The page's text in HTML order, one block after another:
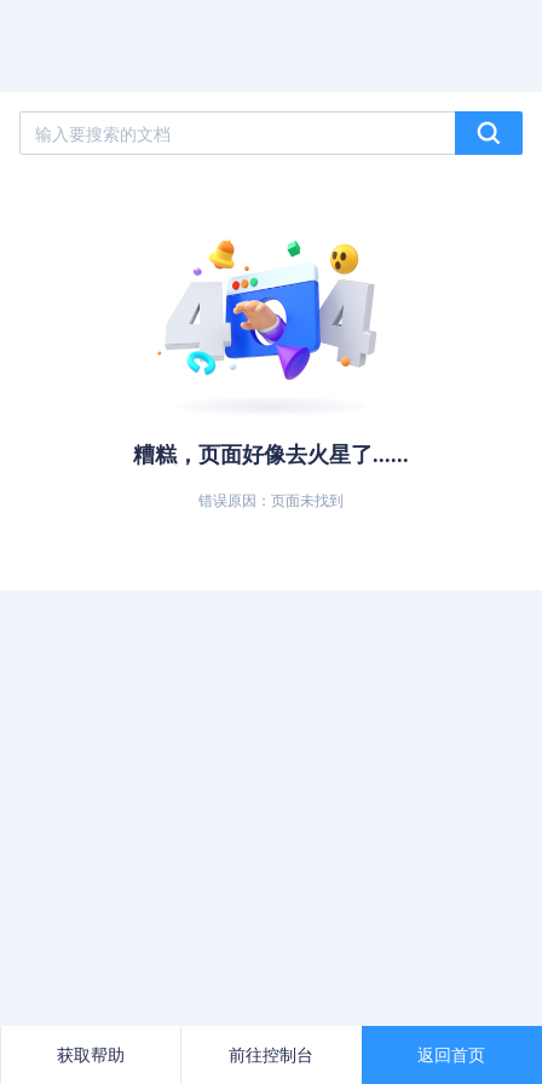
糟糕，页面好像去火星了......
错误原因：页面未找到
返回首页
前往控制台
获取帮助